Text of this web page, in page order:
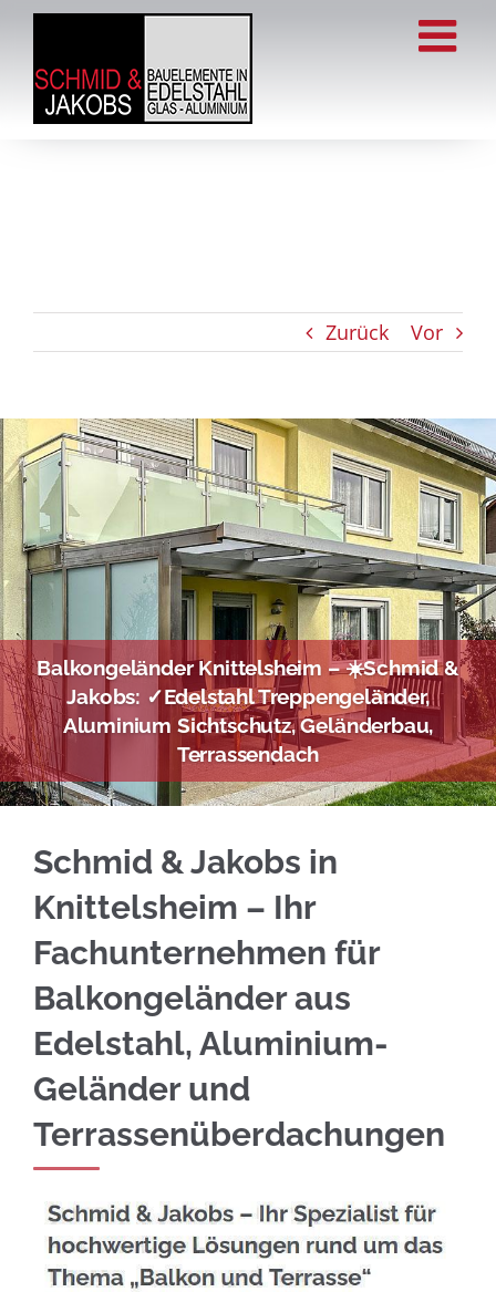
Zum
springen
Zurück Vor
Balkongeländer Knittelsheim – ☀️Schmid &
Jakobs: ✓Edelstahl Treppengeländer,
Aluminium Sichtschutz, Geländerbau,
Terrassendach
Schmid & Jakobs in
Knittelsheim – Ihr
Fachunternehmen für
Balkongeländer aus
Edelstahl, Aluminium-
Geländer und
Terrassenüberdachungen